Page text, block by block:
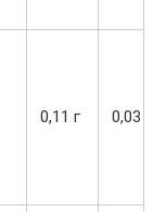
0,11 г 0,03 г